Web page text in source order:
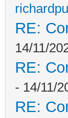
RE:
14/11/
RE:
- 14/11/
RE: